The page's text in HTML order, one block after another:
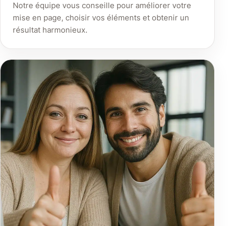
Notre équipe vous conseille pour améliorer votre
mise en page, choisir vos éléments et obtenir un
résultat harmonieux.